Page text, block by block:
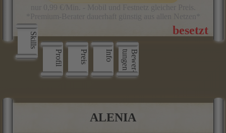
Skills
Profil
Preis Info B
e
w
e
r
­
t
u
n
g
e
n
ALENIA